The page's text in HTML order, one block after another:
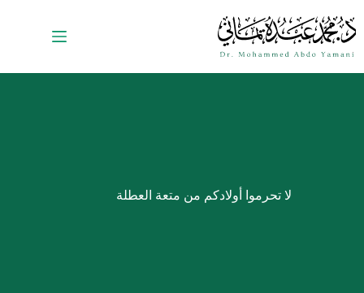
لا تحرموا أولادكم من متعة العطلة